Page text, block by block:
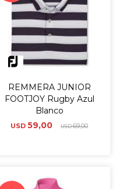
REMMERA JUNIOR
FOOTJOY Rugby Azul
Blanco
USD 59,00 USD69,00